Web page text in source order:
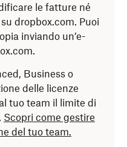
le fatture né
dropbox.com. Puoi
inviando un’e-
Business o
delle licenze
tuo team il limite di
Scopri come gestire
del tuo team.